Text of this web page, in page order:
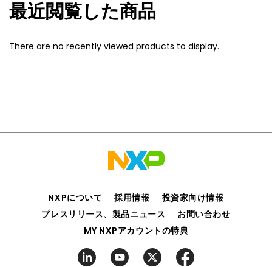
最近閲覧した商品
There are no recently viewed products to display.
NXPについて 採用情報
投資家向け情報
プレスリリース、製品ニュース
お問い合わせ
MY NXPアカウントの特典